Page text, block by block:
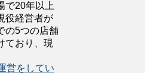
で20年以上
役経営者が
の5つの店舗
ており、現
営をしてい